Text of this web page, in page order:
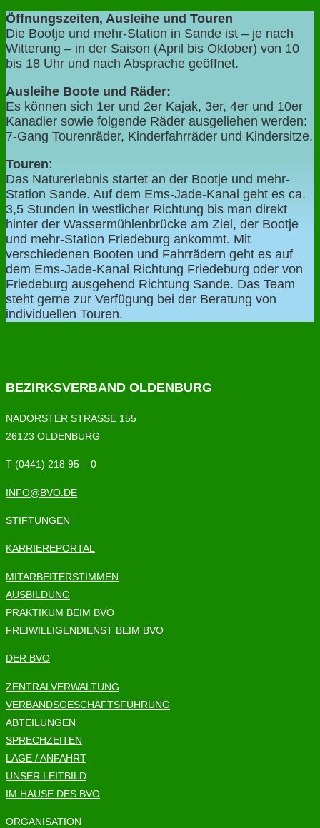
Öffnungszeiten, Ausleihe und Touren
Die Bootje und mehr-Station in Sande ist – je nach
Witterung – in der Saison (April bis Oktober) von 10
bis 18 Uhr und nach Absprache geöffnet.
Ausleihe Boote und Räder:
Es können sich 1er und 2er Kajak, 3er, 4er und 10er
Kanadier sowie folgende Räder ausgeliehen werden:
7-Gang Tourenräder, Kinderfahrräder und Kindersitze.
Touren:
Das Naturerlebnis startet an der Bootje und mehr-
Station Sande. Auf dem Ems-Jade-Kanal geht es ca.
3,5 Stunden in westlicher Richtung bis man direkt
hinter der Wassermühlenbrücke am Ziel, der Bootje
und mehr-Station Friedeburg ankommt. Mit
verschiedenen Booten und Fahrrädern geht es auf
dem Ems-Jade-Kanal Richtung Friedeburg oder von
Friedeburg ausgehend Richtung Sande. Das Team
steht gerne zur Verfügung bei der Beratung von
individuellen Touren.
BEZIRKSVERBAND OLDENBURG
NADORSTER STRASSE 155
26123 OLDENBURG
T (0441) 218 95 – 0
INFO@BVO.DE
STIFTUNGEN
KARRIEREPORTAL
MITARBEITERSTIMMEN
AUSBILDUNG
PRAKTIKUM BEIM BVO
FREIWILLIGENDIENST BEIM BVO
DER BVO
ZENTRALVERWALTUNG
VERBANDSGESCHÄFTSFÜHRUNG
ABTEILUNGEN
SPRECHZEITEN
LAGE / ANFAHRT
UNSER LEITBILD
IM HAUSE DES BVO
ORGANISATION